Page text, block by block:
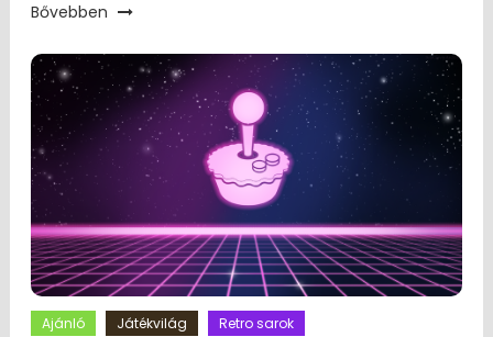
Bővebben
Ajánló Játékvilág Retro sarok